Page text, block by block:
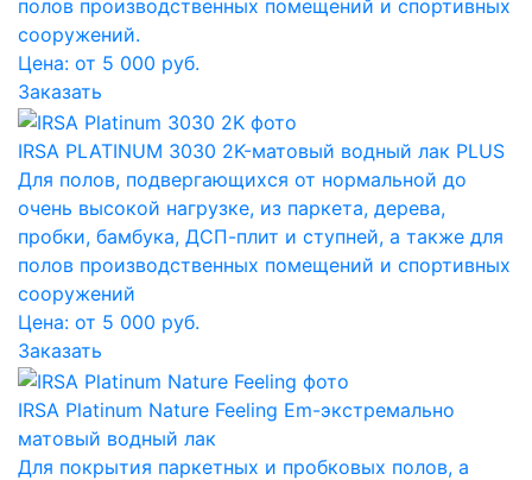
полов производственных помещений и спортивных
сооружений.
Цена: от 5 000 руб.
Заказать
IRSA PLATINUM 3030 2K-матовый водный лак PLUS
Для полов, подвергающихся от нормальной до
очень высокой нагрузке, из паркета, дерева,
пробки, бамбука, ДСП-плит и ступней, а также для
полов производственных помещений и спортивных
сооружений
Цена: от 5 000 руб.
Заказать
IRSA Platinum Nature Feeling Em-экстремально
матовый водный лак
Для покрытия паркетных и пробковых полов, а